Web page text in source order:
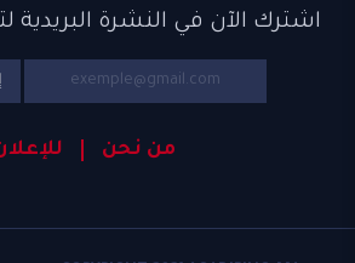
اشترك الآن في النشرة البريدية
من نحن